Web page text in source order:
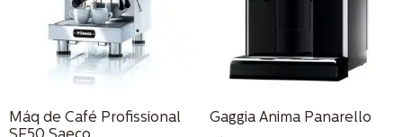
Máq de Café Profissional
Gaggia Anima Panarello